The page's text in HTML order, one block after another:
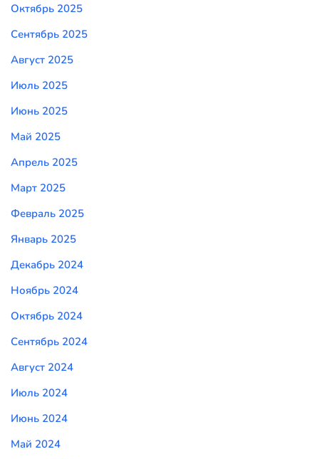
Октябрь 2025
Сентябрь 2025
Август 2025
Июль 2025
Июнь 2025
Май 2025
Апрель 2025
Март 2025
Февраль 2025
Январь 2025
Декабрь 2024
Ноябрь 2024
Октябрь 2024
Сентябрь 2024
Август 2024
Июль 2024
Июнь 2024
Май 2024